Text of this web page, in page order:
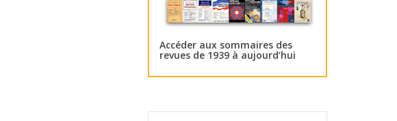
Accéder aux sommaires des
revues de 1939 à aujourd’hui